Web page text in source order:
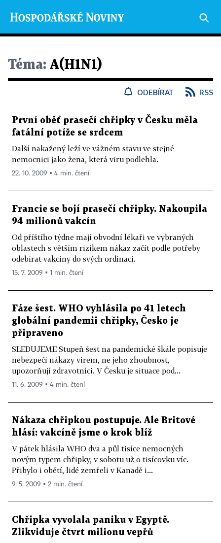
Téma: A(H1N1)
ODEBÍRAT RSS
První oběť prasečí chřipky v Česku měla
fatální potíže se srdcem
Další nakažený leží ve vážném stavu ve stejné
nemocnici jako žena, která viru podlehla.
22. 10. 2009 ▪ 4 min. čtení
Francie se bojí prasečí chřipky. Nakoupila
94 milionů vakcín
Od příštího týdne mají obvodní lékaři ve vybraných
oblastech s větším rizikem nákaz začít podle potřeby
odebírat vakcíny do svých ordinací.
15. 7. 2009 ▪ 1 min. čtení
Fáze šest. WHO vyhlásila po 41 letech
globální pandemii chřipky, Česko je
připraveno
SLEDUJEME Stupeň šest na pandemické škále popisuje
nebezpečí nákazy virem, ne jeho zhoubnost,
upozorňují zdravotníci. V Česku je situace pod...
11. 6. 2009 ▪ 4 min. čtení
Nákaza chřipkou postupuje. Ale Britové
hlásí: vakcíně jsme o krok blíž
V pátek hlásila WHO dva a půl tisíce nemocných
novým typem chřipky, v sobotu už o tisícovku víc.
Přibylo i obětí, lidé zemřeli v Kanadě i...
9. 5. 2009 ▪ 2 min. čtení
Chřipka vyvolala paniku v Egyptě.
Zlikviduje čtvrt milionu vepřů